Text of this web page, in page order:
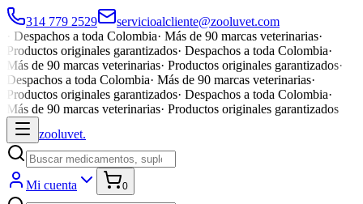
314 779 2529
servicioalcliente@zooluvet.com
Despachos a toda Colombia· Más de 90 marcas veterinarias·
Productos originales garantizados· Despachos a toda Colombia·
Más de 90 marcas veterinarias· Productos originales garantizados·
Despachos a toda Colombia· Más de 90 marcas veterinarias·
Productos originales garantizados· Despachos a toda Colombia·
Más de 90 marcas veterinarias· Productos originales garantizados
zooluvet.
Mi cuenta 0